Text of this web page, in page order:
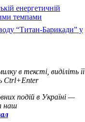
енергетичній
темпами
“Титан-Барикади” у
в тексті, виділіть її
Ctrl+Enter
подій в Україні —
наш